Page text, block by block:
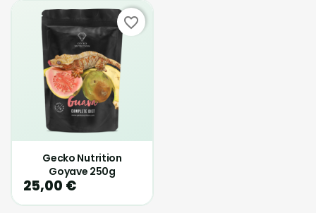
Gecko Nutrition
Goyave 250g
25,00 €
favorite_border